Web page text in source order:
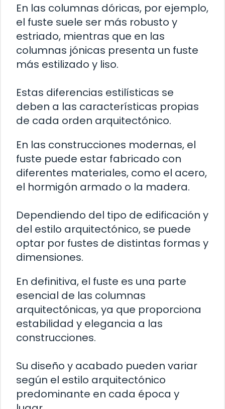
En las columnas dóricas, por ejemplo,
el fuste suele ser más robusto y
estriado, mientras que en las
columnas jónicas presenta un fuste
más estilizado y liso.
Estas diferencias estilísticas se
deben a las características propias
de cada orden arquitectónico.
En las construcciones modernas, el
fuste puede estar fabricado con
diferentes materiales, como el acero,
el hormigón armado o la madera.
Dependiendo del tipo de edificación y
del estilo arquitectónico, se puede
optar por fustes de distintas formas y
dimensiones.
En definitiva, el fuste es una parte
esencial de las columnas
arquitectónicas, ya que proporciona
estabilidad y elegancia a las
construcciones.
Su diseño y acabado pueden variar
según el estilo arquitectónico
predominante en cada época y